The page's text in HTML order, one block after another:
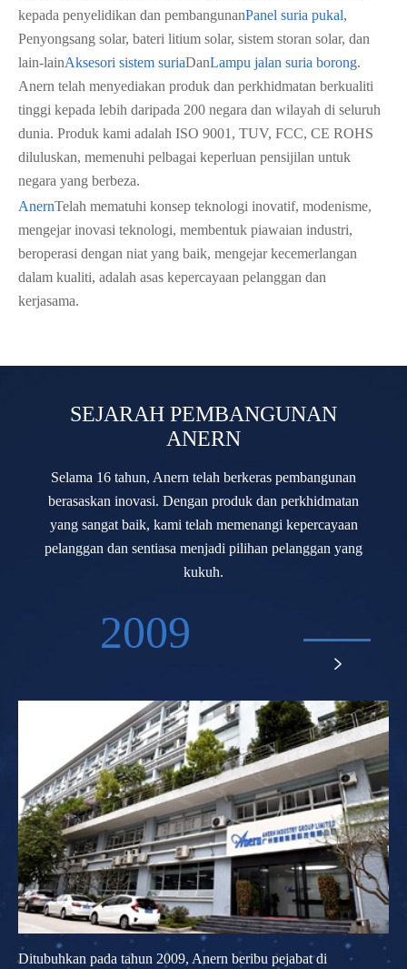
kepada penyelidikan dan pembangunanPanel suria pukal,
Penyongsang solar, bateri litium solar, sistem storan solar, dan
lain-lainAksesori sistem suriaDanLampu jalan suria borong.
Anern telah menyediakan produk dan perkhidmatan berkualiti
tinggi kepada lebih daripada 200 negara dan wilayah di seluruh
dunia. Produk kami adalah ISO 9001, TUV, FCC, CE ROHS
diluluskan, memenuhi pelbagai keperluan pensijilan untuk
negara yang berbeza.
AnernTelah mematuhi konsep teknologi inovatif, modenisme,
mengejar inovasi teknologi, membentuk piawaian industri,
beroperasi dengan niat yang baik, mengejar kecemerlangan
dalam kualiti, adalah asas kepercayaan pelanggan dan
kerjasama.
SEJARAH PEMBANGUNAN
ANERN
Selama 16 tahun, Anern telah berkeras pembangunan
berasaskan inovasi. Dengan produk dan perkhidmatan
yang sangat baik, kami telah memenangi kepercayaan
pelanggan dan sentiasa menjadi pilihan pelanggan yang
kukuh.
2009

Ditubuhkan pada tahun 2009, Anern beribu pejabat di